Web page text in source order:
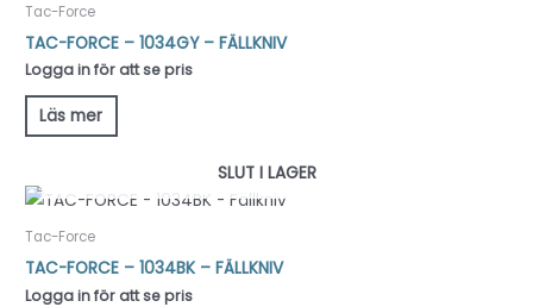
Tac-Force
TAC-FORCE – 1034GY – FÄLLKNIV
Logga in för att se pris
Läs mer
SLUT I LAGER
Tac-Force
TAC-FORCE – 1034BK – FÄLLKNIV
Logga in för att se pris